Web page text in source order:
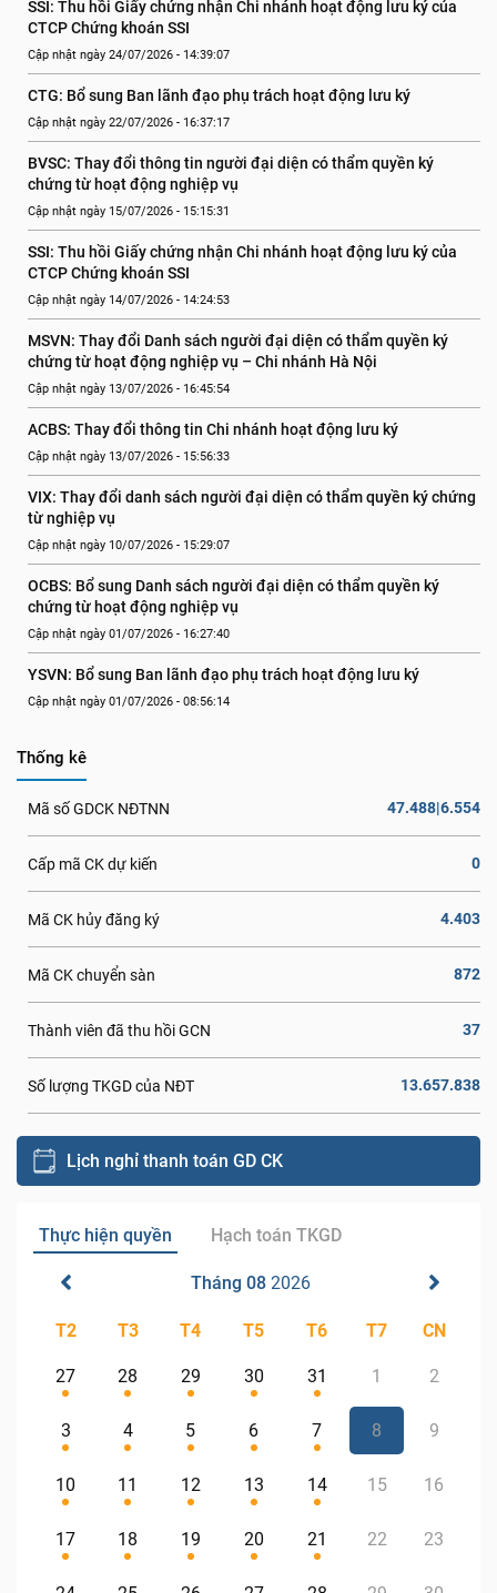
SSI: Thu hồi Giấy chứng nhận Chi nhánh hoạt động lưu ký của
CTCP Chứng khoán SSI
Cập nhật ngày 24/07/2026 - 14:39:07
CTG: Bổ sung Ban lãnh đạo phụ trách hoạt động lưu ký
Cập nhật ngày 22/07/2026 - 16:37:17
BVSC: Thay đổi thông tin người đại diện có thẩm quyền ký
chứng từ hoạt động nghiệp vụ
Cập nhật ngày 15/07/2026 - 15:15:31
SSI: Thu hồi Giấy chứng nhận Chi nhánh hoạt động lưu ký của
CTCP Chứng khoán SSI
Cập nhật ngày 14/07/2026 - 14:24:53
MSVN: Thay đổi Danh sách người đại diện có thẩm quyền ký
chứng từ hoạt động nghiệp vụ – Chi nhánh Hà Nội
Cập nhật ngày 13/07/2026 - 16:45:54
ACBS: Thay đổi thông tin Chi nhánh hoạt động lưu ký
Cập nhật ngày 13/07/2026 - 15:56:33
VIX: Thay đổi danh sách người đại diện có thẩm quyền ký chứng
từ nghiệp vụ
Cập nhật ngày 10/07/2026 - 15:29:07
OCBS: Bổ sung Danh sách người đại diện có thẩm quyền ký
chứng từ hoạt động nghiệp vụ
Cập nhật ngày 01/07/2026 - 16:27:40
YSVN: Bổ sung Ban lãnh đạo phụ trách hoạt động lưu ký
Cập nhật ngày 01/07/2026 - 08:56:14
Thống kê
Mã số GDCK NĐTNN 47.488|6.554
Cấp mã CK dự kiến 0
Mã CK hủy đăng ký 4.403
Mã CK chuyển sàn 872
Thành viên đã thu hồi GCN 37
Số lượng TKGD của NĐT 13.657.838
Lịch nghỉ thanh toán GD CK
Thực hiện quyền Hạch toán TKGD
Tháng 08 2026
T2 T3 T4 T5 T6 T7 CN
27 28 29 30 31 1 2
3 4 5 6 7 8 9
10 11 12 13 14 15 16
17 18 19 20 21 22 23